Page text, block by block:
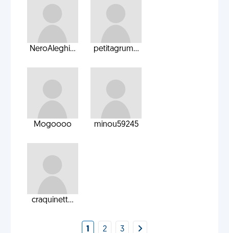
NeroAleghi... petitagrum...
Mogoooo minou59245
craquinett...
1 2 3